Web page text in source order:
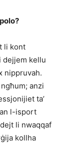
li kont
dejjem kellu
nippruvah.
anzi
ta’
l-isport
li nwaqqaf
kollha